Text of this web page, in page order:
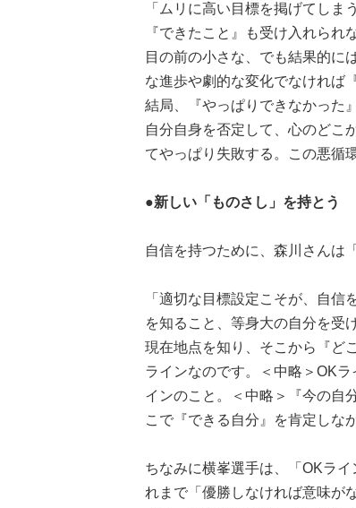
「ムリに高い目標を掲げてし
『できたこと』も受け入れられ
目の前の小さな、でも結果的に
な進歩や劇的な変化でなければ
結局、『やっぱりできなかった
自分自身を否定して、心のどこ
てやっぱり失敗する。この悪循
●新しい「ものさし」を持とう
自信を持つために、森川さんは
「適切な目標設定こそが、自
を知ること、等身大の自分を受
現在地点を知り、そこから『ど
ラインなのです。＜中略＞OK
インのこと。＜中略＞『今の自
こで『できる自分』を肯定しな
ちなみに横峯選手は、「OKラ
れまで「優勝しなければ意味が